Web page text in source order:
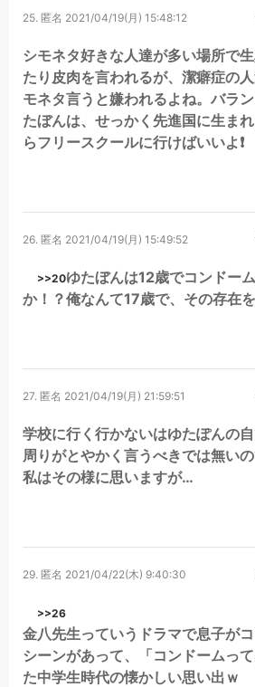
25. 匿名 2021/04/19(月) 15:48:12
シモネタ好きな人達が多い場所で
たり皮肉を言われるが、潔癖症の
モネタ言うと嫌われるよね。バラ
たぼんは、せっかく先進国に生ま
らフリースクールに行けばいいよ❗
26. 匿名 2021/04/19(月) 15:49:52
>>20ゆたぼんは12歳でコンドー
か！？俺なんて17歳で、その存在
27. 匿名 2021/04/19(月) 21:59:51
学校に行く行かないはゆたぽんの自
周りがとやかく言うべきでは無いの
私はその様に思いますが…
29. 匿名 2021/04/22(木) 9:40:30
>>26
金八先生っていうドラマで息子が
シーンがあって、「コンドームっ
た中学生時代の懐かしい思い出ｗ